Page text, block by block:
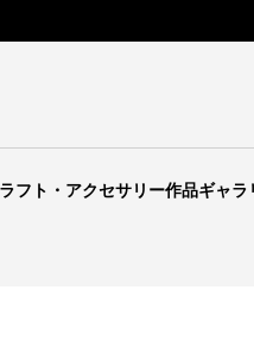
フト・アクセサリー作品ギャラ